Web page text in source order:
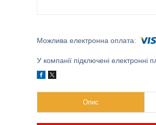
У компанії підключені
Опис